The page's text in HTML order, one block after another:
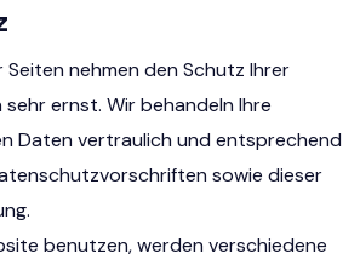
nehmen den Schutz Ihrer
ernst. Wir behandeln Ihre
Daten vertraulich und entsprechend
sowie dieser
benutzen, werden verschiedene